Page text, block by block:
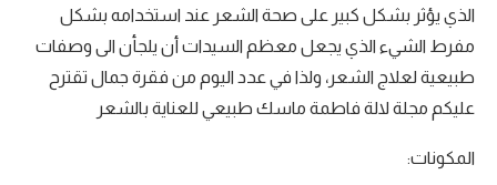
الذي يؤثر بشكل كبير على صحة الشعر عند استخدامه بشكل
مفرط الشيء الذي يجعل معظم السيدات أن يلجأن الى وصفات
طبيعية لعلاج الشعر، ولذا في عدد اليوم من فقرة جمال تقترح
عليكم مجلة لالة فاطمة ماسك طبيعي للعناية بالشعر
المكونات: